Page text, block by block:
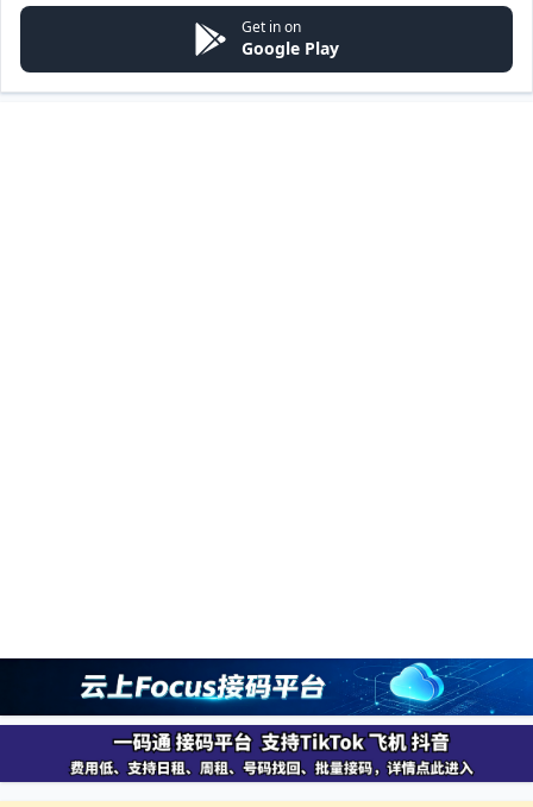
Get in on
Google Play